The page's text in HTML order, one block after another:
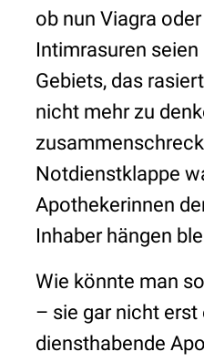
ob nun Viagra
Intimrasuren
Gebiets, das
nicht mehr zu
Notdienstklappe
Apothekerinnen
Inhaber hängen
Wie könnte man
– sie gar nicht erst
diensthabende